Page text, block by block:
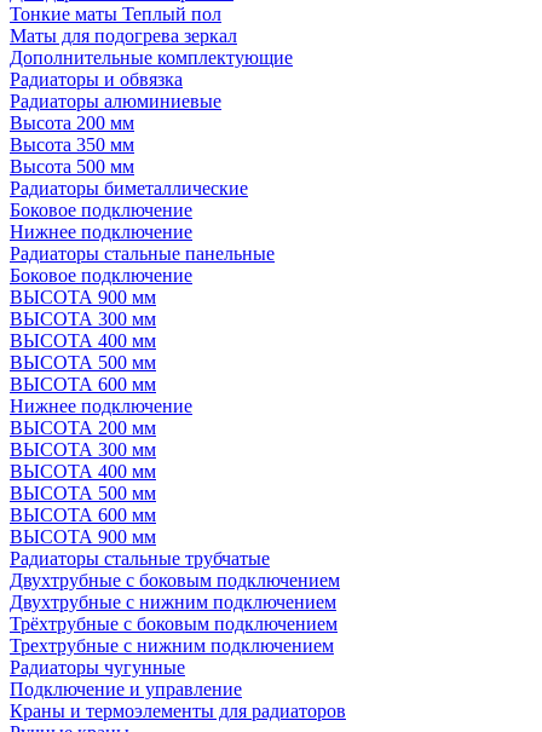
Тонкие маты Теплый пол
Маты для подогрева зеркал
Дополнительные комплектующие
Радиаторы и обвязка
Радиаторы алюминиевые
Высота 200 мм
Высота 350 мм
Высота 500 мм
Радиаторы биметаллические
Боковое подключение
Нижнее подключение
Радиаторы стальные панельные
Боковое подключение
ВЫСОТА 900 мм
ВЫСОТА 300 мм
ВЫСОТА 400 мм
ВЫСОТА 500 мм
ВЫСОТА 600 мм
Нижнее подключение
ВЫСОТА 200 мм
ВЫСОТА 300 мм
ВЫСОТА 400 мм
ВЫСОТА 500 мм
ВЫСОТА 600 мм
ВЫСОТА 900 мм
Радиаторы стальные трубчатые
Двухтрубные с боковым подключением
Двухтрубные с нижним подключением
Трёхтрубные с боковым подключением
Трехтрубные с нижним подключением
Радиаторы чугунные
Подключение и управление
Краны и термоэлементы для радиаторов